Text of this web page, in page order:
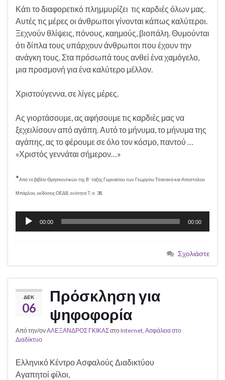
Κάτι το διαφορετικό πλημμυρίζει τις καρδιές όλων μας.
Αυτές τις μέρες οι άνθρωποι γίνονται κάπως καλύτεροι.
Ξεχνούν θλίψεις, πόνους, καημούς, βιοπάλη. Θυμούνται
ότι δίπλα τους υπάρχουν άνθρωποι που έχουν την
ανάγκη τους. Στα πρόσωπά τους ανθεί ένα χαμόγελο,
μια προσμονή για ένα καλύτερο μέλλον.
Χριστούγεννα, σε λίγες μέρες.
Ας γιορτάσουμε, ας αφήσουμε τις καρδιές μας να
ξεχειλίσουν από αγάπη. Αυτό το μήνυμα, το μήνυμα της
αγάπης, ας το φέρουμε σε όλο τον κόσμο, παντού …
«Χριστός γεννάται σήμερον…»
*Από το βιβλίο Θρησκευτικών της Β΄ τάξης Γυμνασίου των Γεωργίου Τσανανά και Αποστόλου
Μπάρλου, εκδόσεις ΟΕΔΒ, ενότητα 7, σ. 38.
Πρόγραμμα
00:00 00:00
Σχολιάστε
ΔΕΚ
06
Πρόσκληση για
ψηφοφορία
Από την/ονΑΛΕΞΑΝΔΡΟΣ ΓΚΙΚΑΣστοInternet, Ασφάλεια στο
Διαδίκτυο
Ελληνικό Κέντρο Ασφαλούς Διαδικτύου
Αγαπητοί φίλοι,